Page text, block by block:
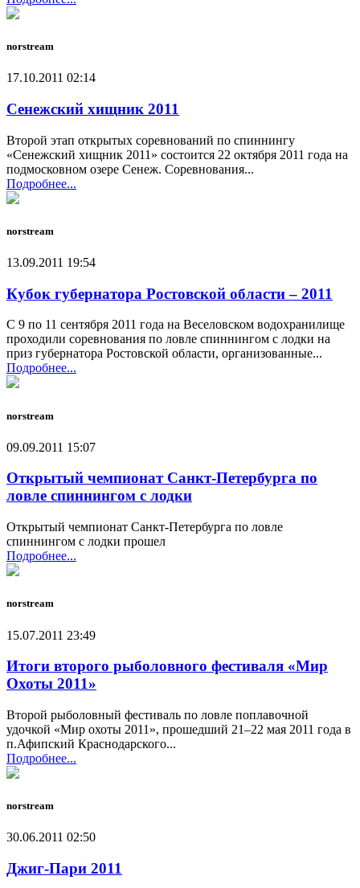
norstream
17.10.2011 02:14
Сенежский хищник 2011
Второй этап открытых соревнований по спиннингу
«Сенежский хищник 2011» состоится 22 октября 2011 года на
подмосковном озере Сенеж. Соревнования...
Подробнее...
norstream
13.09.2011 19:54
Кубок губернатора Ростовской области – 2011
С 9 по 11 сентября 2011 года на Веселовском водохранилище
проходили соревнования по ловле спиннингом с лодки на
приз губернатора Ростовской области, организованные...
Подробнее...
norstream
09.09.2011 15:07
Открытый чемпионат Санкт-Петербурга по
ловле спиннингом с лодки
Открытый чемпионат Санкт-Петербурга по ловле
спиннингом с лодки прошел
Подробнее...
norstream
15.07.2011 23:49
Итоги второго рыболовного фестиваля «Мир
Охоты 2011»
Второй рыболовный фестиваль по ловле поплавочной
удочкой «Мир охоты 2011», прошедший 21–22 мая 2011 года в
п.Афипский Краснодарского...
Подробнее...
norstream
30.06.2011 02:50
Джиг-Пари 2011